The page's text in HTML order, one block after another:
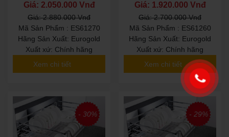
Giá: 2.050.000 Vnđ
Giá: 2.880.000 Vnđ
Mã Sản Phẩm : ES61270
Hãng Sản Xuất: Eurogold
Xuất xứ: Chính hãng
Xem chi tiết
Giá: 1.920.000 Vnđ
Giá: 2.700.000 Vnđ
Mã Sản Phẩm : ES61260
Hãng Sản Xuất: Eurogold
Xuất xứ: Chính hãng
Xem chi tiết
- 30% - 29%